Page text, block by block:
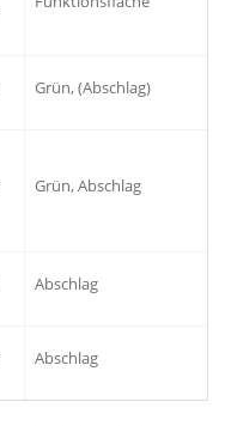
Grün, (Abschlag)
Grün, Abschlag
Abschlag
Abschlag